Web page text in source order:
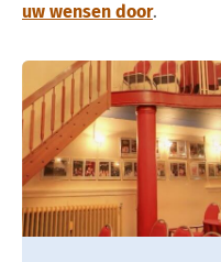
uw wensen door.